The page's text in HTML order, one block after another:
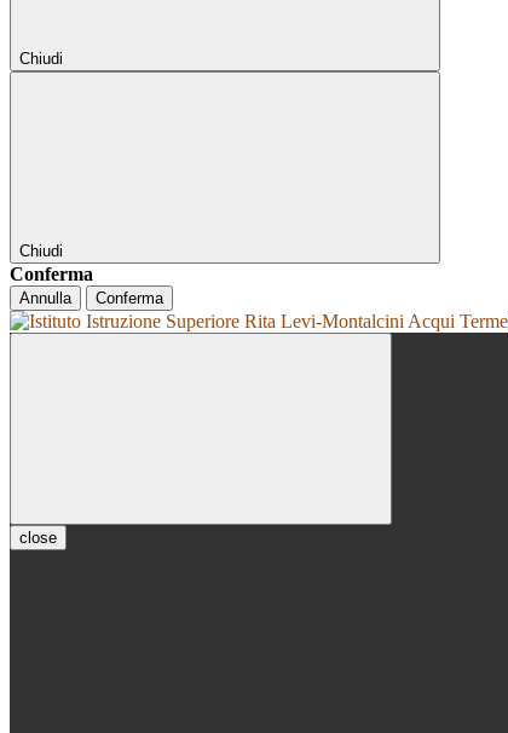
Chiudi
Chiudi
Conferma
Annulla Conferma
close